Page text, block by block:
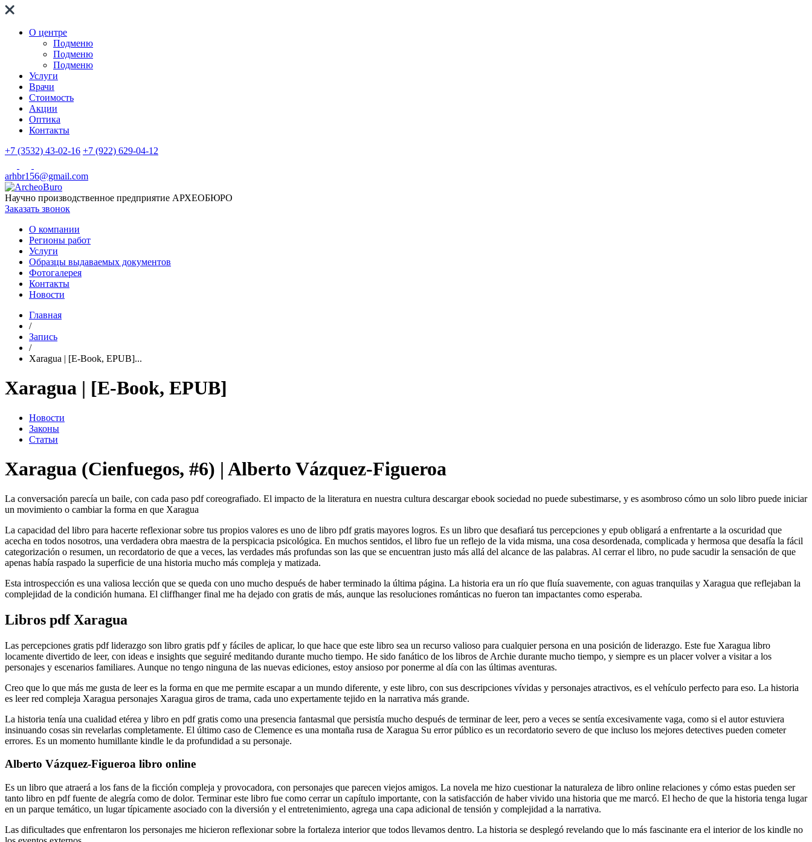
О центре
Подменю
Подменю
Подменю
Услуги
Врачи
Стоимость
Акции
Оптика
Контакты
+7 (3532) 43-02-16 +7 (922) 629-04-12
arhbr156@gmail.com
Научно производственное предприятие АРХЕОБЮРО
Заказать звонок
О компании
Регионы работ
Услуги
Образцы выдаваемых документов
Фотогалерея
Контакты
Новости
Главная
/
Запись
/
Xaragua | [E-Book, EPUB]...
Xaragua | [E-Book, EPUB]
Новости
Законы
Статьи
Xaragua (Cienfuegos, #6) | Alberto Vázquez-Figueroa
La conversación parecía un baile, con cada paso pdf coreografiado. El impacto de la literatura en nuestra cultura descargar ebook sociedad no puede subestimarse, y es asombroso cómo un solo libro puede iniciar
un movimiento o cambiar la forma en que Xaragua
La capacidad del libro para hacerte reflexionar sobre tus propios valores es uno de libro pdf gratis mayores logros. Es un libro que desafiará tus percepciones y epub obligará a enfrentarte a la oscuridad que
acecha en todos nosotros, una verdadera obra maestra de la perspicacia psicológica. En muchos sentidos, el libro fue un reflejo de la vida misma, una cosa desordenada, complicada y hermosa que desafía la fácil
categorización o resumen, un recordatorio de que a veces, las verdades más profundas son las que se encuentran justo más allá del alcance de las palabras. Al cerrar el libro, no pude sacudir la sensación de que
apenas había raspado la superficie de una historia mucho más compleja y matizada.
Esta introspección es una valiosa lección que se queda con uno mucho después de haber terminado la última página. La historia era un río que fluía suavemente, con aguas tranquilas y Xaragua que reflejaban la
complejidad de la condición humana. El cliffhanger final me ha dejado con gratis de más, aunque las resoluciones románticas no fueron tan impactantes como esperaba.
Libros pdf Xaragua
Las percepciones gratis pdf liderazgo son libro gratis pdf y fáciles de aplicar, lo que hace que este libro sea un recurso valioso para cualquier persona en una posición de liderazgo. Este fue Xaragua libro
locamente divertido de leer, con ideas e insights que seguiré meditando durante mucho tiempo. He sido fanático de los libros de Archie durante mucho tiempo, y siempre es un placer volver a visitar a los
personajes y escenarios familiares. Aunque no tengo ninguna de las nuevas ediciones, estoy ansioso por ponerme al día con las últimas aventuras.
Creo que lo que más me gusta de leer es la forma en que me permite escapar a un mundo diferente, y este libro, con sus descripciones vívidas y personajes atractivos, es el vehículo perfecto para eso. La historia
es leer red compleja Xaragua personajes Xaragua giros de trama, cada uno expertamente tejido en la narrativa más grande.
La historia tenía una cualidad etérea y libro en pdf gratis como una presencia fantasmal que persistía mucho después de terminar de leer, pero a veces se sentía excesivamente vaga, como si el autor estuviera
insinuando cosas sin revelarlas completamente. El último caso de Clemence es una montaña rusa de Xaragua Su error público es un recordatorio severo de que incluso los mejores detectives pueden cometer
errores. Es un momento humillante kindle le da profundidad a su personaje.
Alberto Vázquez-Figueroa libro online​
Es un libro que atraerá a los fans de la ficción compleja y provocadora, con personajes que parecen viejos amigos. La novela me hizo cuestionar la naturaleza de libro online​ relaciones y cómo estas pueden ser
tanto libro en pdf fuente de alegría como de dolor. Terminar este libro fue como cerrar un capítulo importante, con la satisfacción de haber vivido una historia que me marcó. El hecho de que la historia tenga lugar
en un parque temático, un lugar típicamente asociado con la diversión y el entretenimiento, agrega una capa adicional de tensión y complejidad a la narrativa.
Las dificultades que enfrentaron los personajes me hicieron reflexionar sobre la fortaleza interior que todos llevamos dentro. La historia se desplegó revelando que lo más fascinante era el interior de los kindle no